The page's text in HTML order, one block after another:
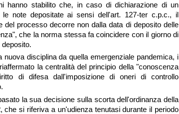
hanno stabilito che, in caso di dichiarazione di un
le note depositate ai sensi dell'art. 127-ter c.p.c., il
del processo decorre non dalla data di deposito delle
che la norma stessa fa coincidere con il giorno di
nuova disciplina da quella emergenziale pandemica, i
la centralità del principio della "conoscenza
di difesa dall'imposizione di oneri di controllo
la sua decisione sulla scorta dell'ordinanza della
che si riferiva a un'udienza tenutasi durante il periodo